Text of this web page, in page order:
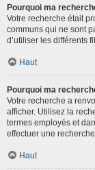
Pourquoi ma
Votre recherche était
communs qui ne sont
d’utiliser les différents
Haut
Pourquoi ma
Votre recherche a
afficher. Utilisez la
termes employés et
effectuer une recherche.
Haut